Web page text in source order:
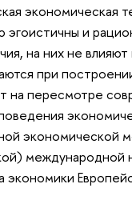
экономическая
эгоистичны и
на них не
при
на пересмотре
экономической
международной
экономики